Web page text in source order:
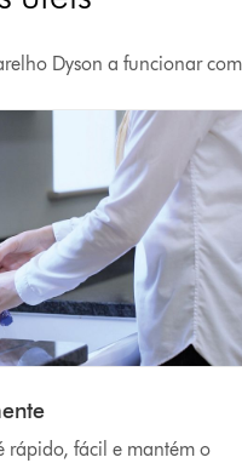
Dyson a funcionar
rápido, fácil e mantém o